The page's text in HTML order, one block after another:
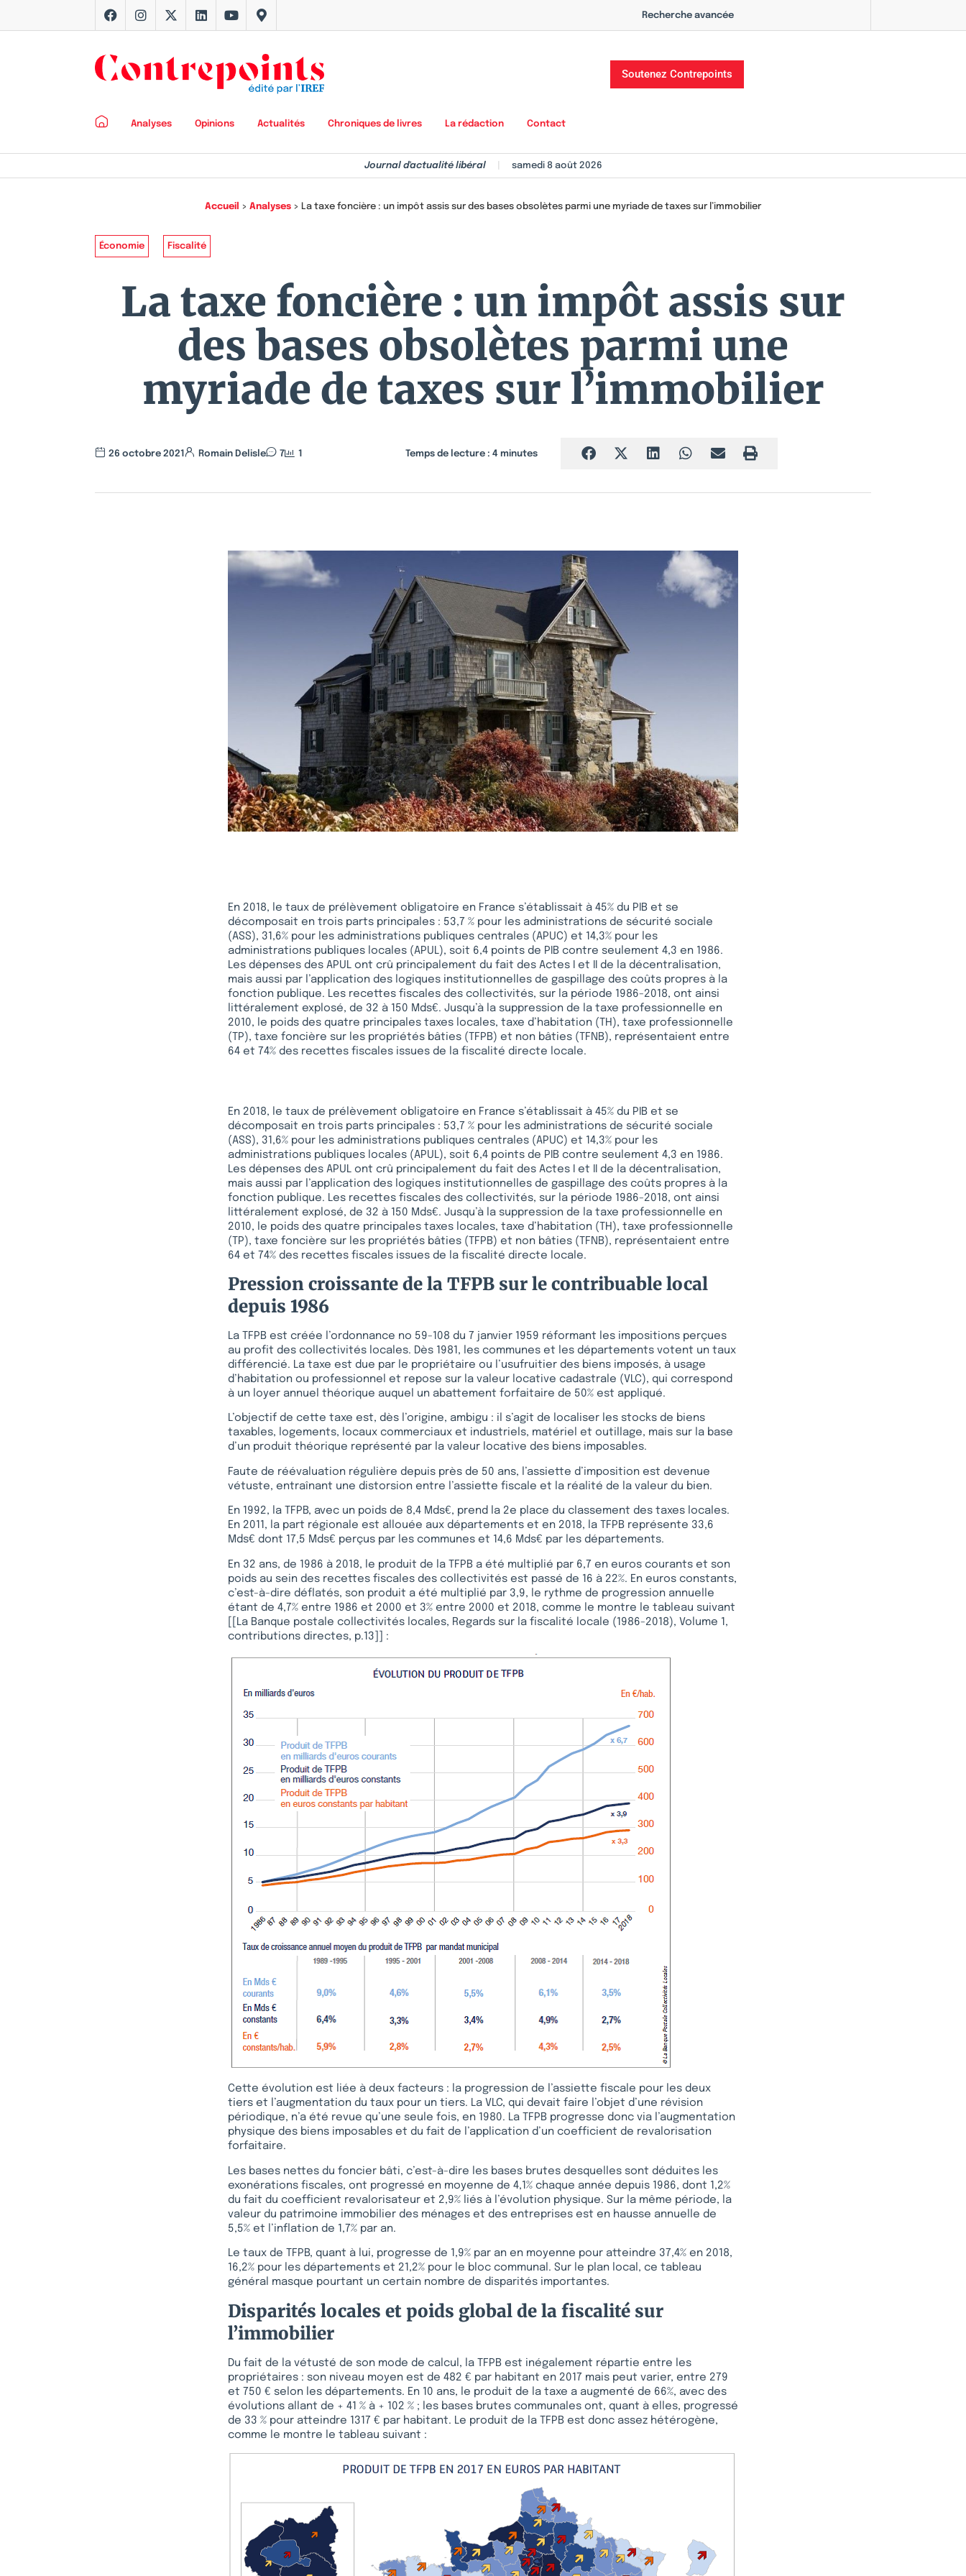
Recherche avancée
Soutenez Contrepoints
Analyses Opinions Actualités Chroniques de livres La rédaction Contact
Journal d'actualité libéral samedi 8 août 2026
Accueil > Analyses > La taxe foncière : un impôt assis sur des bases obsolètes parmi une myriade de taxes sur l’immobilier
Économie Fiscalité
La taxe foncière : un impôt assis sur
des bases obsolètes parmi une
myriade de taxes sur l’immobilier
26 octobre 2021 Romain Delisle 7 1 Temps de lecture : 4 minutes
En 2018, le taux de prélèvement obligatoire en France s’établissait à 45% du PIB et se
décomposait en trois parts principales : 53,7 % pour les administrations de sécurité sociale
(ASS), 31,6% pour les administrations publiques centrales (APUC) et 14,3% pour les
administrations publiques locales (APUL), soit 6,4 points de PIB contre seulement 4,3 en 1986.
Les dépenses des APUL ont crû principalement du fait des Actes I et II de la décentralisation,
mais aussi par l’application des logiques institutionnelles de gaspillage des coûts propres à la
fonction publique. Les recettes fiscales des collectivités, sur la période 1986-2018, ont ainsi
littéralement explosé, de 32 à 150 Mds€. Jusqu’à la suppression de la taxe professionnelle en
2010, le poids des quatre principales taxes locales, taxe d’habitation (TH), taxe professionnelle
(TP), taxe foncière sur les propriétés bâties (TFPB) et non bâties (TFNB), représentaient entre
64 et 74% des recettes fiscales issues de la fiscalité directe locale.
En 2018, le taux de prélèvement obligatoire en France s’établissait à 45% du PIB et se
décomposait en trois parts principales : 53,7 % pour les administrations de sécurité sociale
(ASS), 31,6% pour les administrations publiques centrales (APUC) et 14,3% pour les
administrations publiques locales (APUL), soit 6,4 points de PIB contre seulement 4,3 en 1986.
Les dépenses des APUL ont crû principalement du fait des Actes I et II de la décentralisation,
mais aussi par l’application des logiques institutionnelles de gaspillage des coûts propres à la
fonction publique. Les recettes fiscales des collectivités, sur la période 1986-2018, ont ainsi
littéralement explosé, de 32 à 150 Mds€. Jusqu’à la suppression de la taxe professionnelle en
2010, le poids des quatre principales taxes locales, taxe d’habitation (TH), taxe professionnelle
(TP), taxe foncière sur les propriétés bâties (TFPB) et non bâties (TFNB), représentaient entre
64 et 74% des recettes fiscales issues de la fiscalité directe locale.
Pression croissante de la TFPB sur le contribuable local
depuis 1986
La TFPB est créée l’ordonnance no 59-108 du 7 janvier 1959 réformant les impositions perçues
au profit des collectivités locales. Dès 1981, les communes et les départements votent un taux
différencié. La taxe est due par le propriétaire ou l’usufruitier des biens imposés, à usage
d’habitation ou professionnel et repose sur la valeur locative cadastrale (VLC), qui correspond
à un loyer annuel théorique auquel un abattement forfaitaire de 50% est appliqué.
L’objectif de cette taxe est, dès l’origine, ambigu : il s’agit de localiser les stocks de biens
taxables, logements, locaux commerciaux et industriels, matériel et outillage, mais sur la base
d’un produit théorique représenté par la valeur locative des biens imposables.
Faute de réévaluation régulière depuis près de 50 ans, l’assiette d’imposition est devenue
vétuste, entraînant une distorsion entre l’assiette fiscale et la réalité de la valeur du bien.
En 1992, la TFPB, avec un poids de 8,4 Mds€, prend la 2e place du classement des taxes locales.
En 2011, la part régionale est allouée aux départements et en 2018, la TFPB représente 33,6
Mds€ dont 17,5 Mds€ perçus par les communes et 14,6 Mds€ par les départements.
En 32 ans, de 1986 à 2018, le produit de la TFPB a été multiplié par 6,7 en euros courants et son
poids au sein des recettes fiscales des collectivités est passé de 16 à 22%. En euros constants,
c’est-à-dire déflatés, son produit a été multiplié par 3,9, le rythme de progression annuelle
étant de 4,7% entre 1986 et 2000 et 3% entre 2000 et 2018, comme le montre le tableau suivant
[[La Banque postale collectivités locales, Regards sur la fiscalité locale (1986-2018), Volume 1,
contributions directes, p.13]] :
Cette évolution est liée à deux facteurs : la progression de l’assiette fiscale pour les deux
tiers et l’augmentation du taux pour un tiers. La VLC, qui devait faire l’objet d’une révision
périodique, n’a été revue qu’une seule fois, en 1980. La TFPB progresse donc via l’augmentation
physique des biens imposables et du fait de l’application d’un coefficient de revalorisation
forfaitaire.
Les bases nettes du foncier bâti, c’est-à-dire les bases brutes desquelles sont déduites les
exonérations fiscales, ont progressé en moyenne de 4,1% chaque année depuis 1986, dont 1,2%
du fait du coefficient revalorisateur et 2,9% liés à l’évolution physique. Sur la même période, la
valeur du patrimoine immobilier des ménages et des entreprises est en hausse annuelle de
5,5% et l’inflation de 1,7% par an.
Le taux de TFPB, quant à lui, progresse de 1,9% par an en moyenne pour atteindre 37,4% en 2018,
16,2% pour les départements et 21,2% pour le bloc communal. Sur le plan local, ce tableau
général masque pourtant un certain nombre de disparités importantes.
Disparités locales et poids global de la fiscalité sur
l’immobilier
Du fait de la vétusté de son mode de calcul, la TFPB est inégalement répartie entre les
propriétaires : son niveau moyen est de 482 € par habitant en 2017 mais peut varier, entre 279
et 750 € selon les départements. En 10 ans, le produit de la taxe a augmenté de 66%, avec des
évolutions allant de + 41 % à + 102 % ; les bases brutes communales ont, quant à elles, progressé
de 33 % pour atteindre 1317 € par habitant. Le produit de la TFPB est donc assez hétérogène,
comme le montre le tableau suivant :